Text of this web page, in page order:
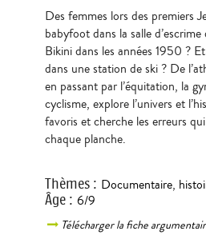
Des femmes lors des premiers
babyfoot dans la salle
Bikini dans les années 1950 ?
dans une station de ski ? De
en passant par l’équitation, la
cyclisme, explore l’univers et
favoris et cherche les erreurs
chaque planche.
Thèmes: Documentaire,
Âge: 6/9
Télécharger la fiche